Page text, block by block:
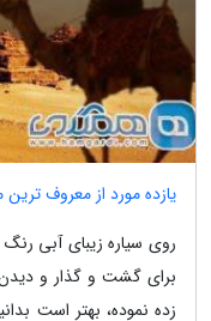
یازده مورد از معروف
برای گشت و گذار و
زده نموده، بهتر است